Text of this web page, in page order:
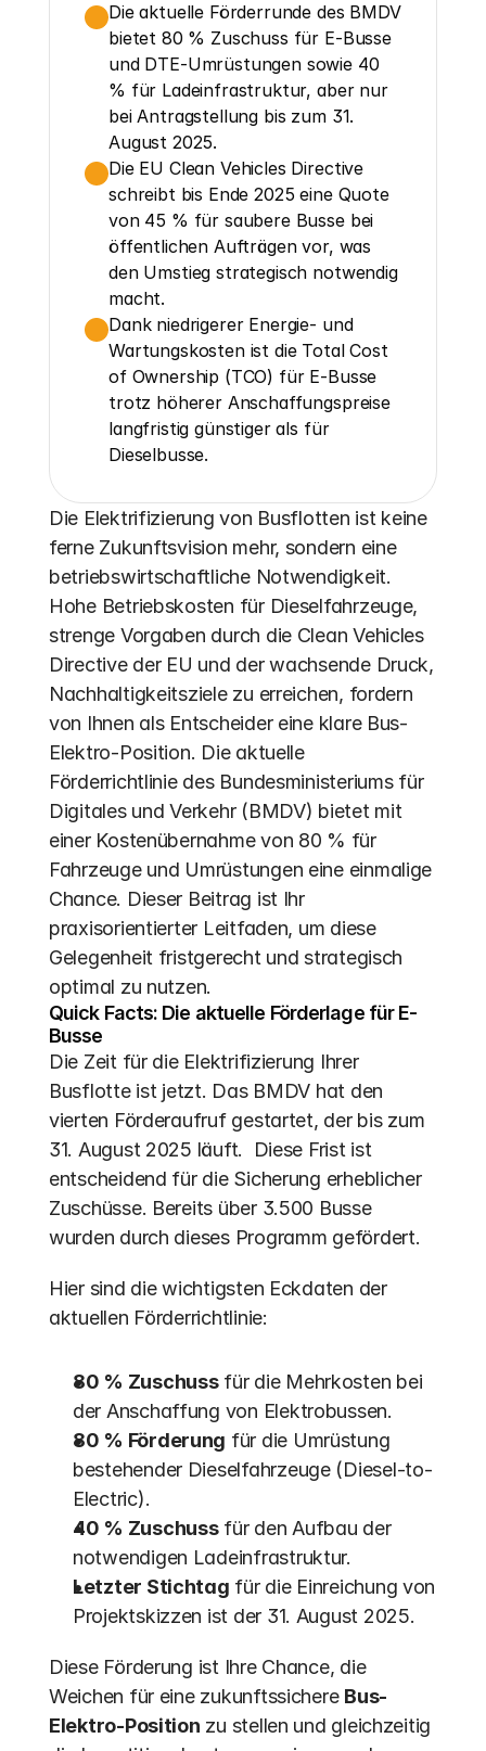
Die aktuelle Förderrunde des BMDV
bietet 80 % Zuschuss für E-Busse
und DTE-Umrüstungen sowie 40
% für Ladeinfrastruktur, aber nur
bei Antragstellung bis zum 31.
August 2025.
Die EU Clean Vehicles Directive
schreibt bis Ende 2025 eine Quote
von 45 % für saubere Busse bei
öffentlichen Aufträgen vor, was
den Umstieg strategisch notwendig
macht.
Dank niedrigerer Energie- und
Wartungskosten ist die Total Cost
of Ownership (TCO) für E-Busse
trotz höherer Anschaffungspreise
langfristig günstiger als für
Dieselbusse.
Die Elektrifizierung von Busflotten ist keine
ferne Zukunftsvision mehr, sondern eine
betriebswirtschaftliche Notwendigkeit.
Hohe Betriebskosten für Dieselfahrzeuge,
strenge Vorgaben durch die Clean Vehicles
Directive der EU und der wachsende Druck,
Nachhaltigkeitsziele zu erreichen, fordern
von Ihnen als Entscheider eine klare Bus-
Elektro-Position. Die aktuelle
Förderrichtlinie des Bundesministeriums für
Digitales und Verkehr (BMDV) bietet mit
einer Kostenübernahme von 80 % für
Fahrzeuge und Umrüstungen eine einmalige
Chance. Dieser Beitrag ist Ihr
praxisorientierter Leitfaden, um diese
Gelegenheit fristgerecht und strategisch
optimal zu nutzen.
Quick Facts: Die aktuelle Förderlage für E-
Busse
Die Zeit für die Elektrifizierung Ihrer
Busflotte ist jetzt. Das BMDV hat den
vierten Förderaufruf gestartet, der bis zum
31. August 2025 läuft.  Diese Frist ist
entscheidend für die Sicherung erheblicher
Zuschüsse. Bereits über 3.500 Busse
wurden durch dieses Programm gefördert.
Hier sind die wichtigsten Eckdaten der
aktuellen Förderrichtlinie:
80 % Zuschuss für die Mehrkosten bei
der Anschaffung von Elektrobussen.
80 % Förderung für die Umrüstung
bestehender Dieselfahrzeuge (Diesel-to-
Electric).
40 % Zuschuss für den Aufbau der
notwendigen Ladeinfrastruktur.
Letzter Stichtag für die Einreichung von
Projektskizzen ist der 31. August 2025.
Diese Förderung ist Ihre Chance, die
Weichen für eine zukunftssichere Bus-
Elektro-Position zu stellen und gleichzeitig